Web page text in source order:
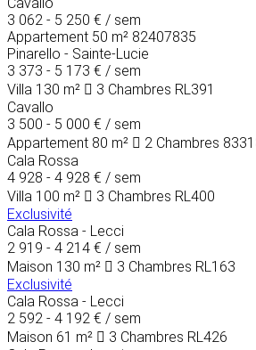
3 062 - 5 250 € / sem
Appartement 50 m² 82407835
Pinarello - Sainte-Lucie
3 373 - 5 173 € / sem
Villa 130 m² 3 Chambres RL391
Cavallo
3 500 - 5 000 € / sem
Appartement 80 m² 2 Chambres
Cala Rossa
4 928 - 4 928 € / sem
Villa 100 m² 3 Chambres RL400
Exclusivité
Cala Rossa - Lecci
2 919 - 4 214 € / sem
Maison 130 m² 3 Chambres RL163
Exclusivité
Cala Rossa - Lecci
2 592 - 4 192 € / sem
Maison 61 m² 3 Chambres RL426